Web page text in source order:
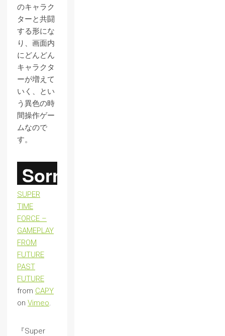
のキャラク
ターと共闘
する形にな
り、画面内
にどんどん
キャラクタ
ーが増えて
いく、とい
う異色の時
間操作ゲー
ムなので
す。
SUPER
TIME
FORCE –
GAMEPLAY
FROM
FUTURE
PAST
FUTURE
from CAPY
on Vimeo.
『Super